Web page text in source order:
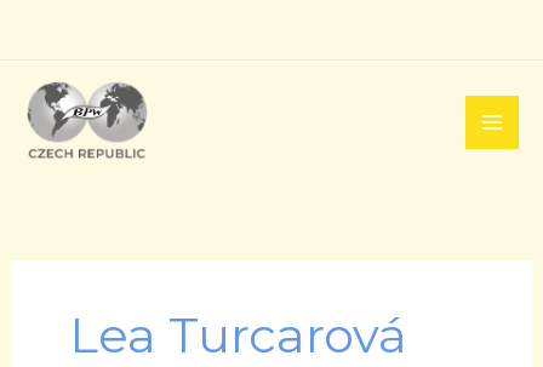
obsah
Lea Turcarová